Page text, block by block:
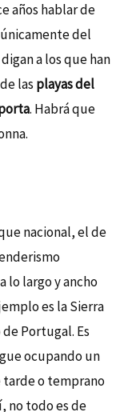
años hablar de
del
a los que han
las playas del
. Habrá que
nacional, el de
lo largo y ancho
es la Sierra
Portugal. Es
ocupando un
o temprano
no todo es de